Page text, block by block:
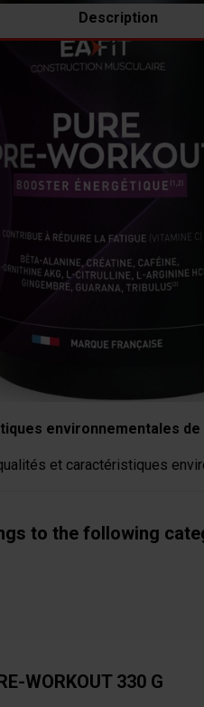
Description
is a concentrate of energy
B9 and B12 which help
formula with for each dose 1 g
NF V 94-001 and
Flavor - 15 rations of 22 g.
developed and
of good development
standard does not
environnementales de
et caractéristiques
to the following
WORKOUT 330 G